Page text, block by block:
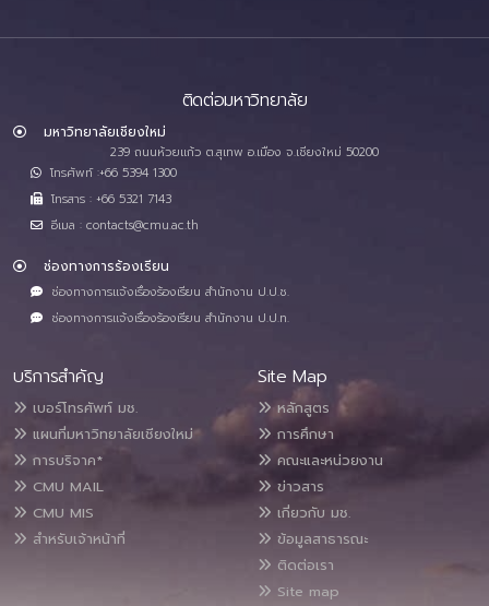
ติดต่อมหาวิทยาลัย
มหาวิทยาลัยเชียงใหม่
239 ถนนห้วยแก้ว ต.สุเทพ อ.เมือง จ.เชียงใหม่ 50200
โทรศัพท์ :+66 5394 1300
โทรสาร : +66 5321 7143
อีเมล : contacts@cmu.ac.th
ช่องทางการร้องเรียน
ช่องทางการแจ้งเรื่องร้องเรียน สำนักงาน ป.ป.ช.
ช่องทางการแจ้งเรื่องร้องเรียน สำนักงาน ป.ป.ท.
บริการสำคัญ
เบอร์โทรศัพท์ มช.
แผนที่มหาวิทยาลัยเชียงใหม่
การบริจาค*
CMU MAIL
CMU MIS
สำหรับเจ้าหน้าที่
Site Map
หลักสูตร
การศึกษา
คณะและหน่วยงาน
ข่าวสาร
เกี่ยวกับ มช.
ข้อมูลสาธารณะ
ติดต่อเรา
Site map